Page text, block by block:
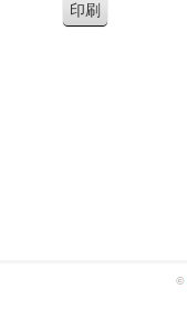
ー
印刷
©